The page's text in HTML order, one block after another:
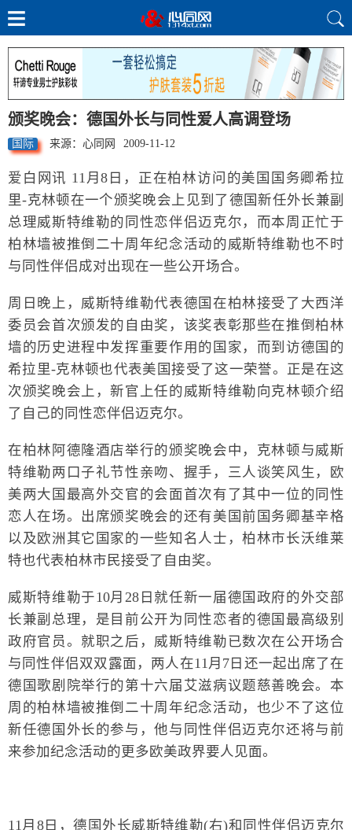
颁奖晚会：德国外长与同性爱人高调登场
国际 来源：心同网 2009-11-12
爱白网讯 11月8日，正在柏林访问的美国国务卿希拉
里-克林顿在一个颁奖晚会上见到了德国新任外长兼副
总理威斯特维勒的同性恋伴侣迈克尔，而本周正忙于
柏林墙被推倒二十周年纪念活动的威斯特维勒也不时
与同性伴侣成对出现在一些公开场合。
周日晚上，威斯特维勒代表德国在柏林接受了大西洋
委员会首次颁发的自由奖，该奖表彰那些在推倒柏林
墙的历史进程中发挥重要作用的国家，而到访德国的
希拉里-克林顿也代表美国接受了这一荣誉。正是在这
次颁奖晚会上，新官上任的威斯特维勒向克林顿介绍
了自己的同性恋伴侣迈克尔。
在柏林阿德隆酒店举行的颁奖晚会中，克林顿与威斯
特维勒两口子礼节性亲吻、握手，三人谈笑风生，欧
美两大国最高外交官的会面首次有了其中一位的同性
恋人在场。出席颁奖晚会的还有美国前国务卿基辛格
以及欧洲其它国家的一些知名人士，柏林市长沃维莱
特也代表柏林市民接受了自由奖。
威斯特维勒于10月28日就任新一届德国政府的外交部
长兼副总理，是目前公开为同性恋者的德国最高级别
政府官员。就职之后，威斯特维勒已数次在公开场合
与同性伴侣双双露面，两人在11月7日还一起出席了在
德国歌剧院举行的第十六届艾滋病议题慈善晚会。本
周的柏林墙被推倒二十周年纪念活动，也少不了这位
新任德国外长的参与，他与同性伴侣迈克尔还将与前
来参加纪念活动的更多欧美政界要人见面。
11月8日，德国外长威斯特维勒(右)和同性伴侣迈克尔